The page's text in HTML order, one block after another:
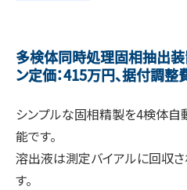
多検体同時処理固相抽出装
ン定価：415万円、据付調整
シンプルな固相精製を4検体自
能です。
溶出液は測定バイアルに回収
す。